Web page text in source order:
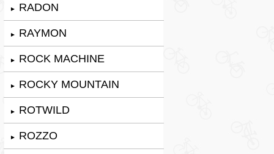
► RADON
► RAYMON
► ROCK MACHINE
► ROCKY MOUNTAIN
► ROTWILD
► ROZZO